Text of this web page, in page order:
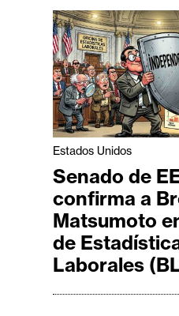
i
c
i
d
a
d
Estados Unidos
Senado de
confirma a
Matsumoto
de
Laborales